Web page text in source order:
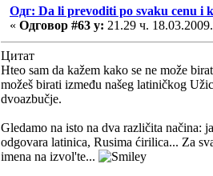
Одг: Da li prevoditi po svaku cenu i
« Одговор #63 у: 21.29 ч.
Цитат
Hteo sam da kažem kako se ne može
možeš birati između našeg latiničkog
dvoazbučje.
Gledamo na isto na dva različita načina:
odgovara latinica, Rusima ćirilica... Za
imena na izvol'te...